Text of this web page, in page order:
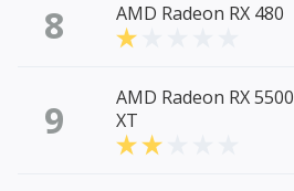
8 AMD Radeon RX 480
9
AMD Radeon RX 5500
XT